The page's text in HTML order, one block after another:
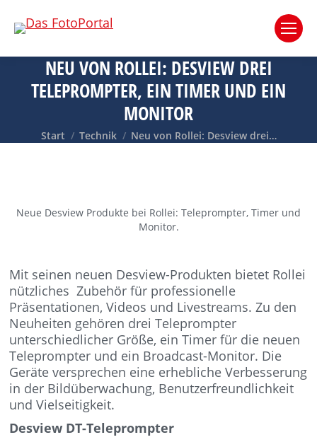
NEU VON ROLLEI: DESVIEW DREI
TELEPROMPTER, EIN TIMER UND EIN
MONITOR
Sie befinden sich hier:
Start Technik Neu von Rollei: Desview drei…
Neue Desview Produkte bei Rollei: Teleprompter, Timer und
Monitor.
Mit seinen neuen Desview-Produkten bietet Rollei
nützliches Zubehör für professionelle
Präsentationen, Videos und Livestreams. Zu den
Neuheiten gehören drei Teleprompter
unterschiedlicher Größe, ein Timer für die neuen
Teleprompter und ein Broadcast-Monitor. Die
Geräte versprechen eine erhebliche Verbesserung
in der Bildüberwachung, Benutzerfreundlichkeit
und Vielseitigkeit.
Desview DT-Teleprompter